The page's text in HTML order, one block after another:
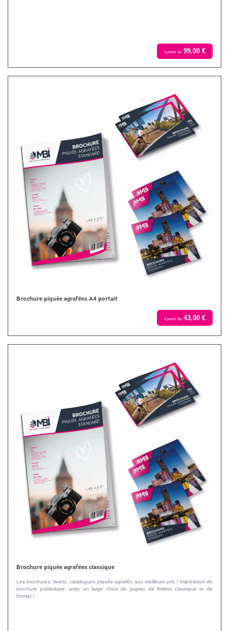
à partir de 99,00 €
Brochure piquée agrafées A4 portait
à partir de 43,00 €
Brochure piquée agrafées classique
Les brochures, livrets, catalogues piqués agrafés aux meilleurs prix ! Impression de
brochure publicitaire, avec un large choix de papier, de finition classique et de
format !